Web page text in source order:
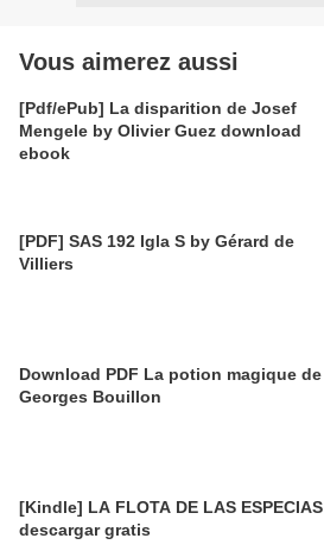
Vous aimerez aussi
[Pdf/ePub] La disparition de Josef
Mengele by Olivier Guez download
ebook
[PDF] SAS 192 Igla S by Gérard de
Villiers
Download PDF La potion magique de
Georges Bouillon
[Kindle] LA FLOTA DE LAS ESPECIAS
descargar gratis